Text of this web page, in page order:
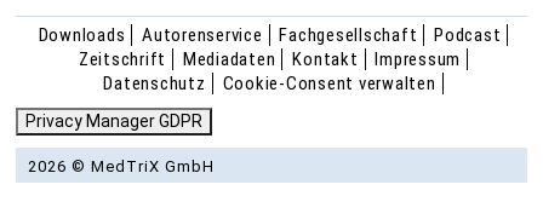
Downloads Autorenservice Fachgesellschaft
Podcast
Zeitschrift
Mediadaten Kontakt
Impressum
Datenschutz
Cookie-Consent verwalten
Privacy Manager GDPR
2026 © MedTriX GmbH